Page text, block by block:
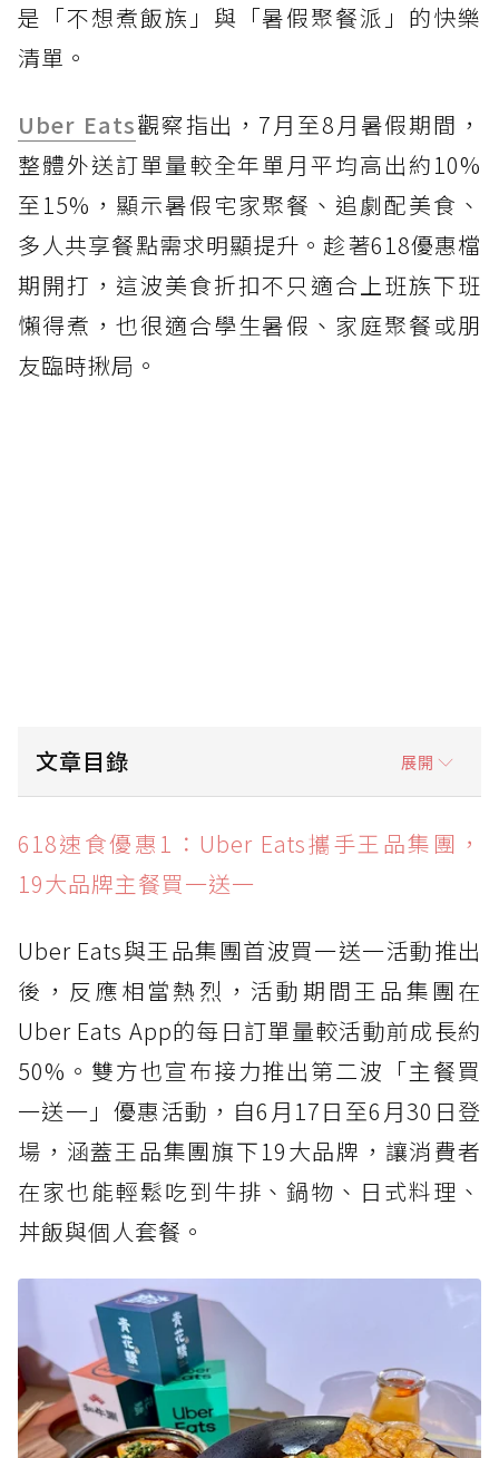
是「不想煮飯族」與「暑假聚餐派」的快樂
清單。
Uber Eats觀察指出，7月至8月暑假期間，
整體外送訂單量較全年單月平均高出約10%
至15%，顯示暑假宅家聚餐、追劇配美食、
多人共享餐點需求明顯提升。趁著618優惠檔
期開打，這波美食折扣不只適合上班族下班
懶得煮，也很適合學生暑假、家庭聚餐或朋
友臨時揪局。
文章目錄 展開
618速食優惠1：Uber Eats攜手王品集團，19
大品牌主餐買一送一
618速食優惠2：必勝客個人披薩6元、9吋小披
618速食優惠3：肯德基蛋撻6元、炸雞18元，
雞塊買一送一也開跑
618速食優惠4：21Plus香草烤雞快閃週，買烤
半雞1元加購烤雞腿
618速食優惠1：Uber Eats攜手王品集團，
19大品牌主餐買一送一
Uber Eats與王品集團首波買一送一活動推出
後，反應相當熱烈，活動期間王品集團在
Uber Eats App的每日訂單量較活動前成長約
50%。雙方也宣布接力推出第二波「主餐買
一送一」優惠活動，自6月17日至6月30日登
場，涵蓋王品集團旗下19大品牌，讓消費者
在家也能輕鬆吃到牛排、鍋物、日式料理、
丼飯與個人套餐。